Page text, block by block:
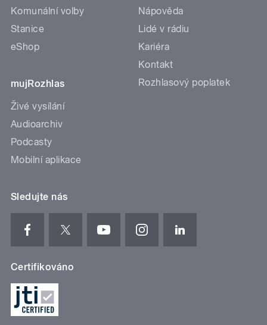
Komunální volby
Stanice
eShop
mujRozhlas
Živé vysílání
Audioarchiv
Podcasty
Mobilní aplikace
Nápověda
Lidé v rádiu
Kariéra
Kontakt
Rozhlasový poplatek
Sledujte nás
Certifikováno